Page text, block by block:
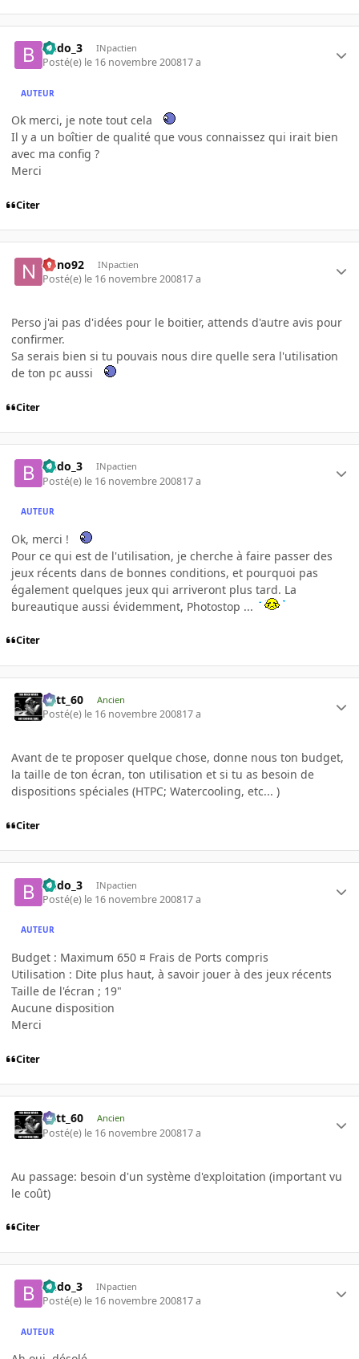
Budo_3 INpactien
Posté(e) le 16 novembre 200817 a
AUTEUR
Ok merci, je note tout cela
Il y a un boîtier de qualité que vous connaissez qui irait bien
avec ma config ?
Merci
Citer
nono92 INpactien
Posté(e) le 16 novembre 200817 a
Perso j'ai pas d'idées pour le boitier, attends d'autre avis pour
confirmer.
Sa serais bien si tu pouvais nous dire quelle sera l'utilisation
de ton pc aussi
Citer
Budo_3 INpactien
Posté(e) le 16 novembre 200817 a
AUTEUR
Ok, merci !
Pour ce qui est de l'utilisation, je cherche à faire passer des
jeux récents dans de bonnes conditions, et pourquoi pas
également quelques jeux qui arriveront plus tard. La
bureautique aussi évidemment, Photostop ...
Citer
Batt_60 Ancien
Posté(e) le 16 novembre 200817 a
Avant de te proposer quelque chose, donne nous ton budget,
la taille de ton écran, ton utilisation et si tu as besoin de
dispositions spéciales (HTPC; Watercooling, etc... )
Citer
Budo_3 INpactien
Posté(e) le 16 novembre 200817 a
AUTEUR
Budget : Maximum 650 ¤ Frais de Ports compris
Utilisation : Dite plus haut, à savoir jouer à des jeux récents
Taille de l'écran ; 19"
Aucune disposition
Merci
Citer
Batt_60 Ancien
Posté(e) le 16 novembre 200817 a
Au passage: besoin d'un système d'exploitation (important vu
le coût)
Citer
Budo_3 INpactien
Posté(e) le 16 novembre 200817 a
AUTEUR